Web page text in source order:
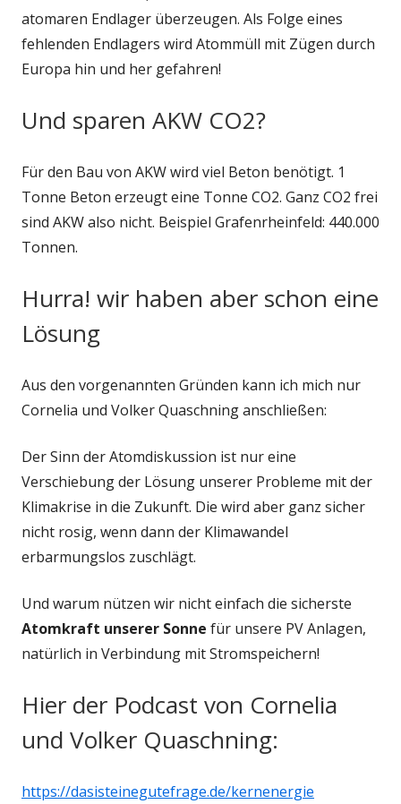
atomaren Endlager überzeugen. Als Folge eines
fehlenden Endlagers wird Atommüll mit Zügen durch
Europa hin und her gefahren!
Und sparen AKW CO2?
Für den Bau von AKW wird viel Beton benötigt. 1
Tonne Beton erzeugt eine Tonne CO2. Ganz CO2 frei
sind AKW also nicht. Beispiel Grafenrheinfeld: 440.000
Tonnen.
Hurra! wir haben aber schon eine
Lösung
Aus den vorgenannten Gründen kann ich mich nur
Cornelia und Volker Quaschning anschließen:
Der Sinn der Atomdiskussion ist nur eine
Verschiebung der Lösung unserer Probleme mit der
Klimakrise in die Zukunft. Die wird aber ganz sicher
nicht rosig, wenn dann der Klimawandel
erbarmungslos zuschlägt.
Und warum nützen wir nicht einfach die sicherste
Atomkraft unserer Sonne für unsere PV Anlagen,
natürlich in Verbindung mit Stromspeichern!
Hier der Podcast von Cornelia
und Volker Quaschning:
https://dasisteinegutefrage.de/kernenergie